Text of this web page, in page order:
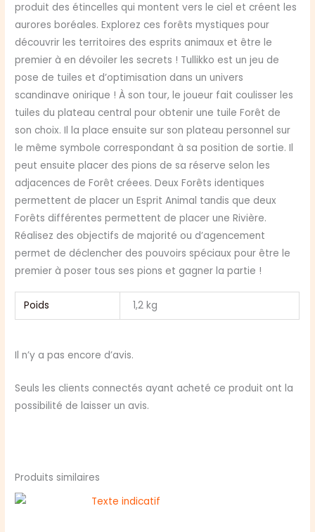
produit des étincelles qui montent vers le ciel et créent les
aurores boréales. Explorez ces forêts mystiques pour
découvrir les territoires des esprits animaux et être le
premier à en dévoiler les secrets ! Tullikko est un jeu de
pose de tuiles et d’optimisation dans un univers
scandinave onirique ! À son tour, le joueur fait coulisser les
tuiles du plateau central pour obtenir une tuile Forêt de
son choix. Il la place ensuite sur son plateau personnel sur
le même symbole correspondant à sa position de sortie. Il
peut ensuite placer des pions de sa réserve selon les
adjacences de Forêt créees. Deux Forêts identiques
permettent de placer un Esprit Animal tandis que deux
Forêts différentes permettent de placer une Rivière.
Réalisez des objectifs de majorité ou d’agencement
permet de déclencher des pouvoirs spéciaux pour être le
premier à poser tous ses pions et gagner la partie !
Poids 1,2 kg
Il n’y a pas encore d’avis.
Seuls les clients connectés ayant acheté ce produit ont la
possibilité de laisser un avis.
Produits similaires